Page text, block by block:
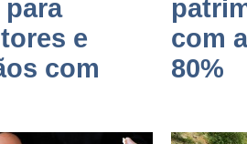
para
e
com
com
80%